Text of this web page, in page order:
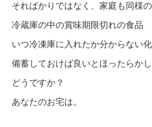
そればかりではなく、家庭も同様
冷蔵庫の中の賞味期限切れの食品
いつ冷凍庫に入れたか分からない
備蓄しておけば良いとほったらか
どうですか？
あなたのお宅は。